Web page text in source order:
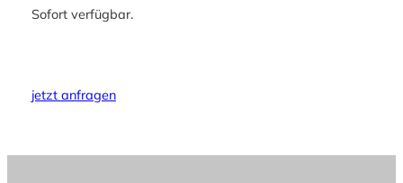
Sofort verfügbar.
jetzt anfragen